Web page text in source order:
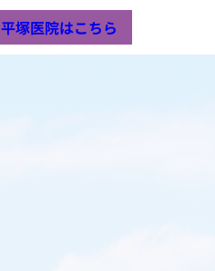
平塚医院はこちら